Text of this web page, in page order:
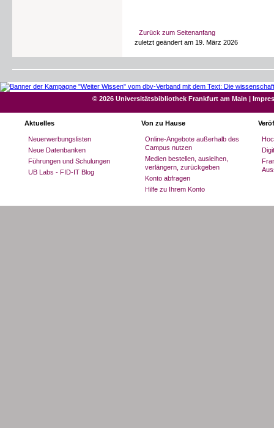
Zurück zum Seitenanfang
zuletzt geändert am 19. März 2026
© 2026 Universitätsbibliothek Frankfurt am Main |
Aktuelles
Neuerwerbungslisten
Neue Datenbanken
Führungen und Schulungen
UB Labs - FID-IT Blog
Von zu Hause
Online-Angebote außerhalb des
Campus nutzen
Medien bestellen, ausleihen,
verlängern, zurückgeben
Konto abfragen
Hilfe zu Ihrem Konto